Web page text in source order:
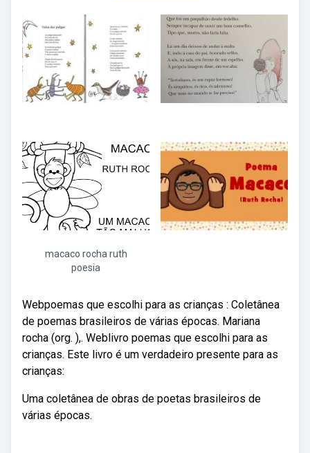
macaco rocha ruth
poesia
Webpoemas que escolhi para as crianças : Coletânea
de poemas brasileiros de várias épocas. Mariana
rocha (org. ),. Weblivro poemas que escolhi para as
crianças. Este livro é um verdadeiro presente para as
crianças:
Uma coletânea de obras de poetas brasileiros de
várias épocas.